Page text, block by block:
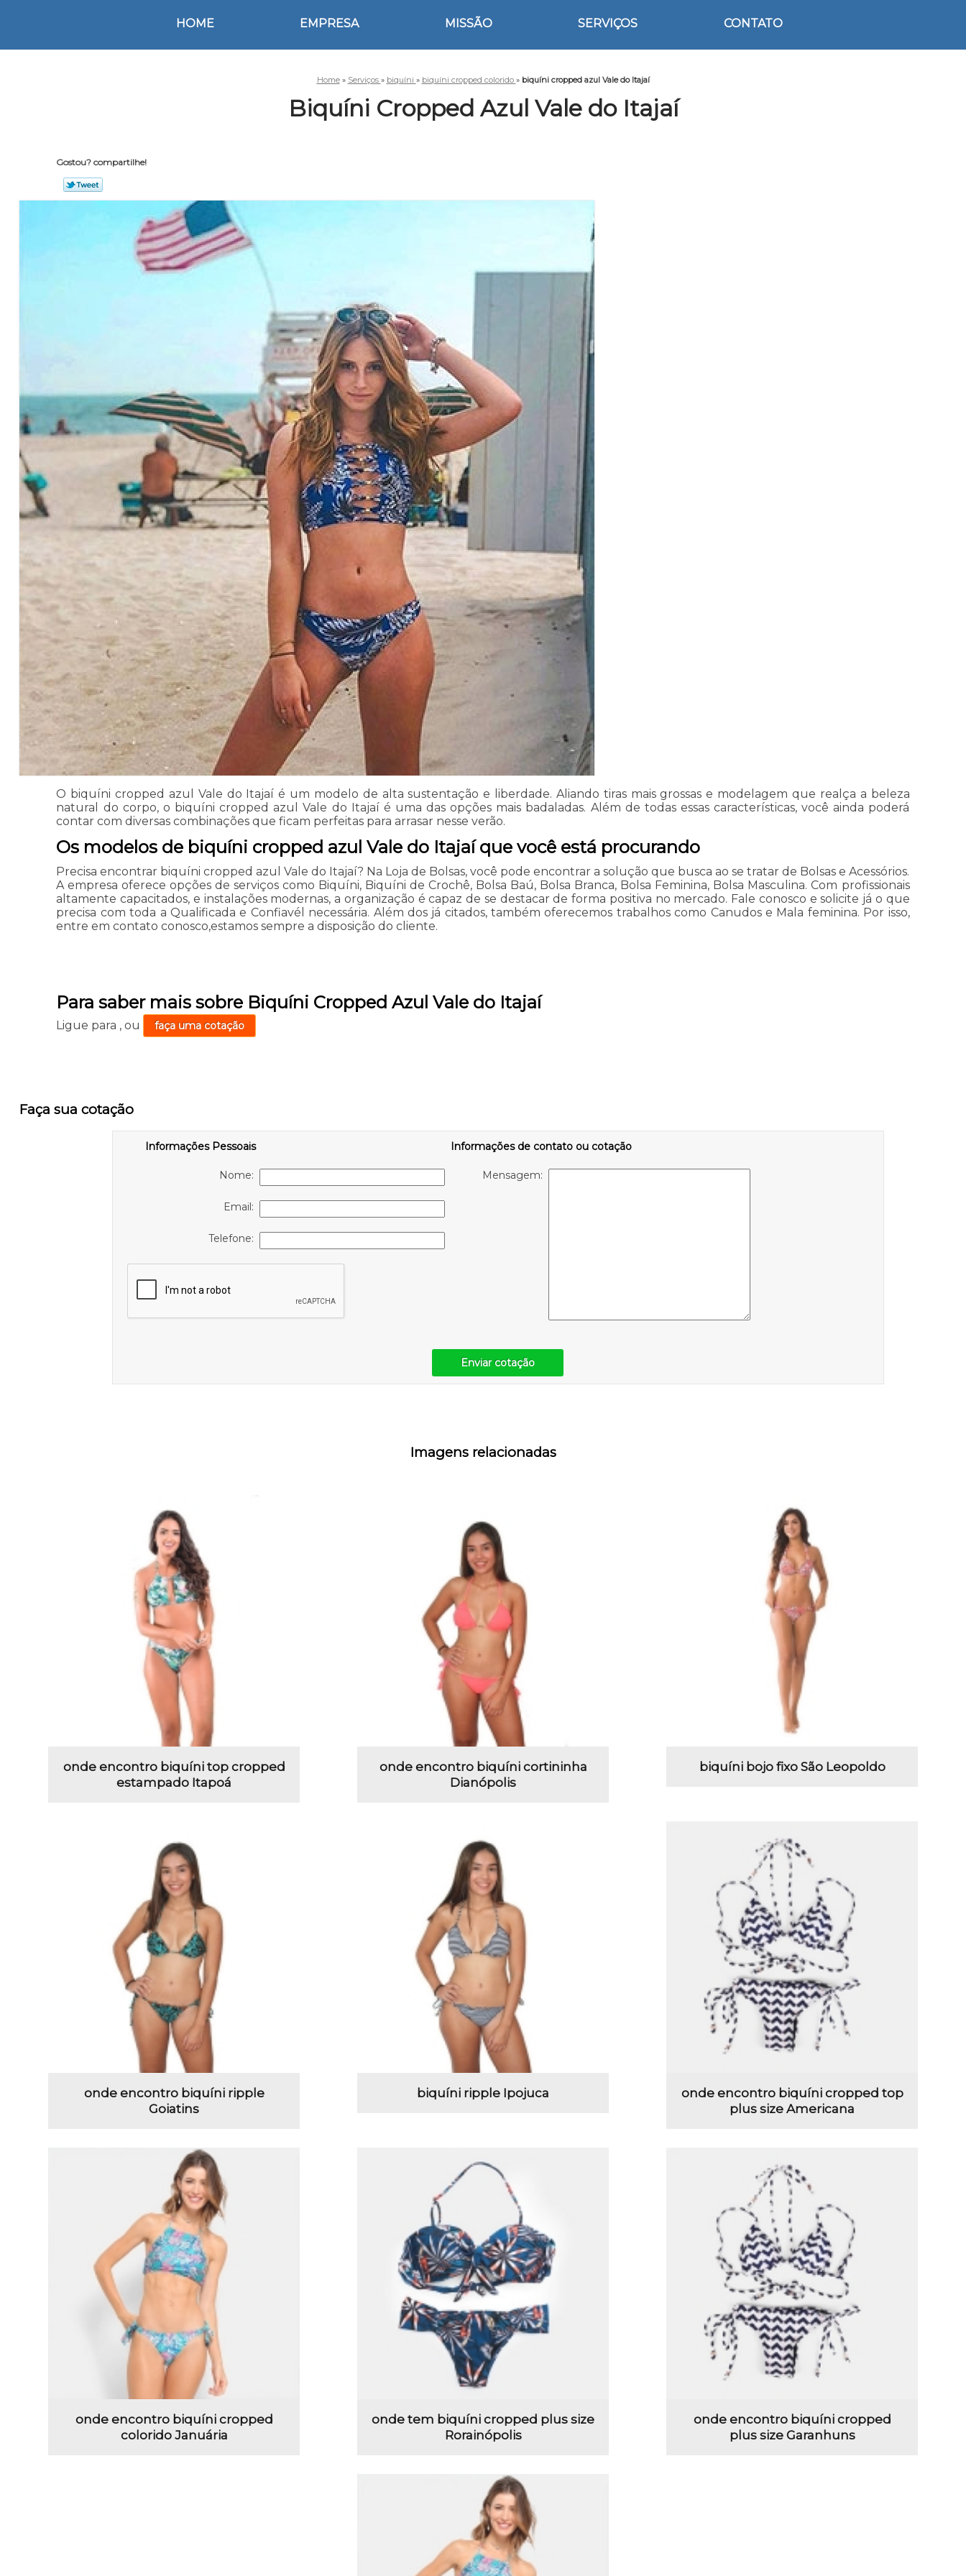
HOME EMPRESA MISSÃO SERVIÇOS CONTATO
Home » Serviços » biquíni » biquíni cropped colorido » biquíni cropped azul Vale do Itajaí
Biquíni Cropped Azul Vale do Itajaí
Gostou? compartilhe!
O biquíni cropped azul Vale do Itajaí é um modelo de alta sustentação e liberdade. Aliando tiras mais grossas e modelagem que realça a beleza
natural do corpo, o biquíni cropped azul Vale do Itajaí é uma das opções mais badaladas. Além de todas essas características, você ainda poderá
contar com diversas combinações que ficam perfeitas para arrasar nesse verão.
Os modelos de biquíni cropped azul Vale do Itajaí que você está procurando
Precisa encontrar biquíni cropped azul Vale do Itajaí? Na Loja de Bolsas, você pode encontrar a solução que busca ao se tratar de Bolsas e Acessórios.
A empresa oferece opções de serviços como Biquíni, Biquíni de Crochê, Bolsa Baú, Bolsa Branca, Bolsa Feminina, Bolsa Masculina. Com profissionais
altamente capacitados, e instalações modernas, a organização é capaz de se destacar de forma positiva no mercado. Fale conosco e solicite já o que
precisa com toda a Qualificada e Confiavél necessária. Além dos já citados, também oferecemos trabalhos como Canudos e Mala feminina. Por isso,
entre em contato conosco,estamos sempre a disposição do cliente.
Para saber mais sobre Biquíni Cropped Azul Vale do Itajaí
Ligue para ,ou faça uma cotação
Faça sua cotação
Informações Pessoais
Nome:
Email:
Telefone:
Informações de contato ou cotação
Mensagem:
Enviar cotação
Imagens relacionadas
onde encontro biquíni top cropped
estampado Itapoá
onde encontro biquíni cortininha
Dianópolis
biquíni bojo fixo São Leopoldo
onde encontro biquíni ripple
Goiatins
biquíni ripple Ipojuca
onde encontro biquíni cropped top
plus size Americana
onde encontro biquíni cropped
colorido Januária
onde tem biquíni cropped plus size
Rorainópolis
onde encontro biquíni cropped
plus size Garanhuns